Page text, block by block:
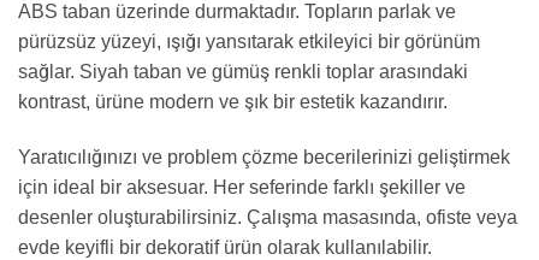
ABS taban üzerinde durmaktadır. Topların parlak ve
pürüzsüz yüzeyi, ışığı yansıtarak etkileyici bir görünüm
sağlar. Siyah taban ve gümüş renkli toplar arasındaki
kontrast, ürüne modern ve şık bir estetik kazandırır.
Yaratıcılığınızı ve problem çözme becerilerinizi geliştirmek
için ideal bir aksesuar. Her seferinde farklı şekiller ve
desenler oluşturabilirsiniz. Çalışma masasında, ofiste veya
evde keyifli bir dekoratif ürün olarak kullanılabilir.